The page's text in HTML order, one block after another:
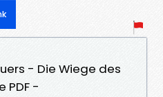
- Die Wiege des
PDF -